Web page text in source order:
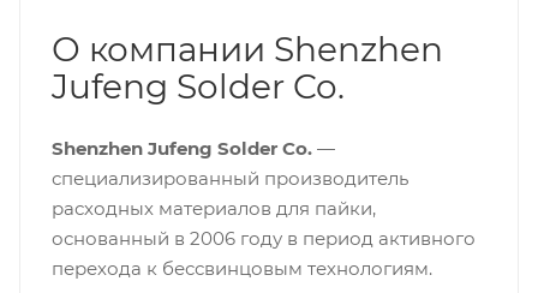
О компании Shenzhen
Jufeng Solder Co.
Shenzhen Jufeng Solder Co.—
специализированный производитель
расходных материалов для пайки,
основанный в 2006 году в период активного
перехода к бессвинцовым технологиям.